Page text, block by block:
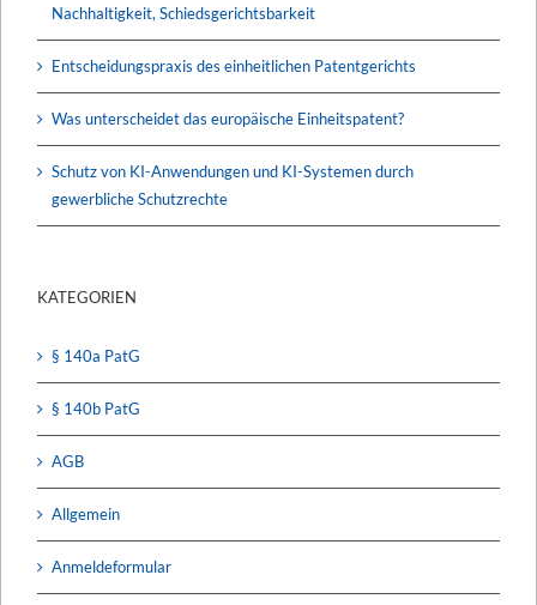
Nachhaltigkeit, Schiedsgerichtsbarkeit
Entscheidungspraxis des einheitlichen Patentgerichts
Was unterscheidet das europäische Einheitspatent?
Schutz von KI-Anwendungen und KI-Systemen durch
gewerbliche Schutzrechte
KATEGORIEN
§ 140a PatG
§ 140b PatG
AGB
Allgemein
Anmeldeformular